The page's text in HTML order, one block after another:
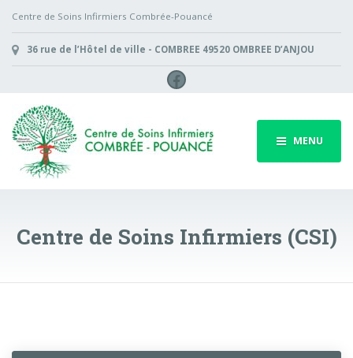
Centre de Soins Infirmiers Combrée-Pouancé
36 rue de l’Hôtel de ville - COMBREE 49520 OMBREE D’ANJOU
Facebook
MENU
Centre de Soins Infirmiers (CSI)